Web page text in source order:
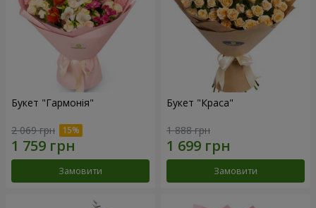
Букет "Гармонія"
2 069 грн
Замовити
Букет "Краса"
1 888 грн
Замовити